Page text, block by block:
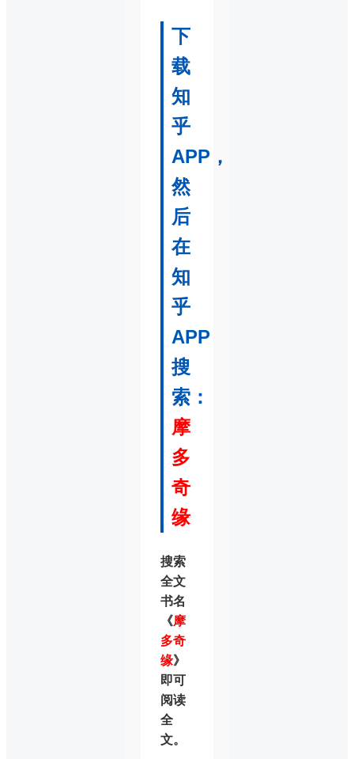
下
载
知
乎
APP，
然
后
在
知
乎
APP
搜
索：
摩
多
奇
缘
搜索
全文
书名
《摩
多奇
缘》
即可
阅读
全
文。